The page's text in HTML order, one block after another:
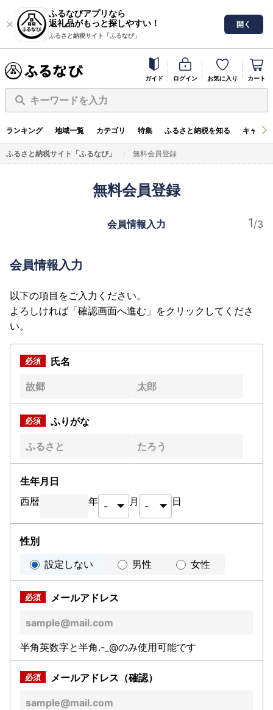
ふるなびアプリなら
返礼品がもっと探しやすい！
ふるさと納税サイト「ふるなび」
開く
ガイド ログイン お気に入り カート
キーワードを入力
ランキング 地域一覧 カテゴリ 特集 ふるさと納税を知る キャン
ふるさと納税サイト「ふるなび」 無料会員登録
無料会員登録
会員情報入力
会員情報入力
以下の項目をご入力ください。
よろしければ「確認画面へ進む」をクリックしてくださ
い。
氏名
ふりがな
生年月日
西暦
年 月 日
性別
設定しない
男性 女性
メールアドレス
半角英数字と半角.-_@のみ使用可能です
メールアドレス（確認）